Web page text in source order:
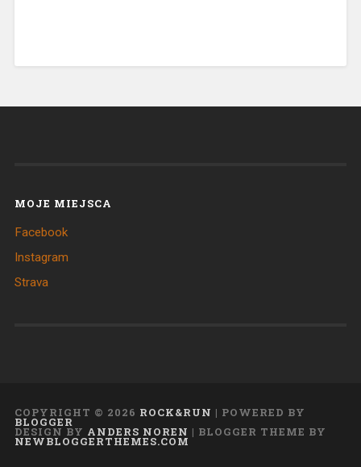
MOJE MIEJSCA
Facebook
Instagram
Strava
COPYRIGHT © 2026 ROCK&RUN | POWERED BY
BLOGGER
DESIGN BY ANDERS NOREN | BLOGGER THEME BY
NEWBLOGGERTHEMES.COM